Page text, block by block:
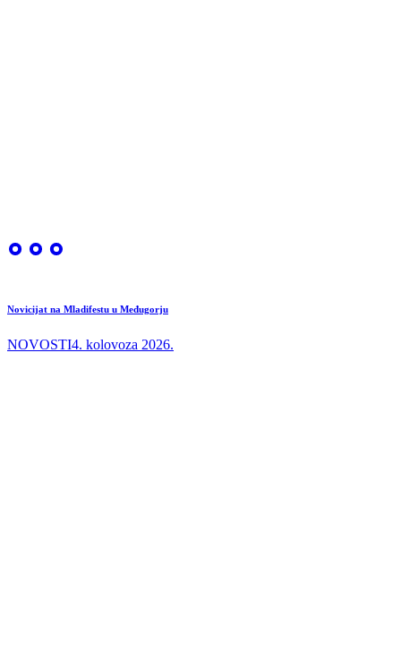
Novicijat na Mladifestu u Međugorju
NOVOSTI4. kolovoza 2026.